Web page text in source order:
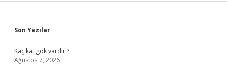
Sidebar
Son Yazılar
Kaç kat gök vardır ?
Ağustos 7, 2026